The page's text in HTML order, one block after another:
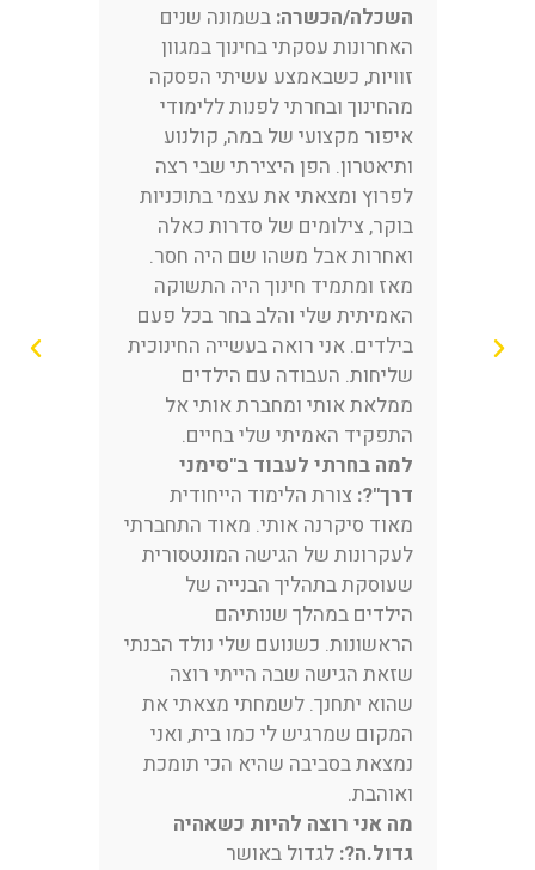
השכלה/הכשרה:בשמונה שנים
האחרונות עסקתי בחינוך במגוון
זוויות, כשבאמצע עשיתי הפסקה
מהחינוך ובחרתי לפנות ללימודי
איפור מקצועי של במה, קולנוע
ותיאטרון. הפן היצירתי שבי רצה
לפרוץ ומצאתי את עצמי בתוכניות
בוקר, צילומים של סדרות כאלה
ואחרות אבל משהו שם היה חסר.
מאז ומתמיד חינוך היה התשוקה
האמיתית שלי והלב בחר בכל פעם
בילדים. אני רואה בעשייה החינוכית
שליחות. העבודה עם הילדים
ממלאת אותי ומחברת אותי אל
התפקיד האמיתי שלי בחיים.
למה בחרתי לעבוד ב"סימני
דרך"?: צורת הלימוד הייחודית
מאוד סיקרנה אותי. מאוד התחברתי
לעקרונות של הגישה המונטסורית
שעוסקת בתהליך הבנייה של
הילדים במהלך שנותיהם
הראשונות. כשנועם שלי נולד הבנתי
שזאת הגישה שבה הייתי רוצה
שהוא יתחנך. לשמחתי מצאתי את
המקום שמרגיש לי כמו בית, ואני
נמצאת בסביבה שהיא הכי תומכת
ואוהבת.
מה אני רוצה להיות כשאהיה
גדול.ה?: לגדול באושר